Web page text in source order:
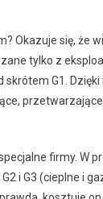
Okazuje się, że
tylko z
skrótem G1.
firmy. W
i G3 (cieplne i